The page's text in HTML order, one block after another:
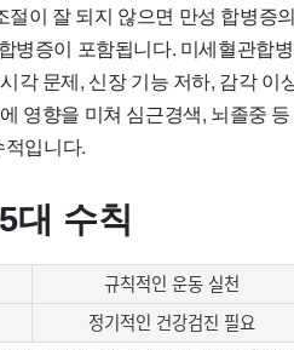
이 잘 되지 않으면 만성 합병증
병증이 포함됩니다. 미세혈관합
각 문제, 신장 기능 저하, 감각 이
영향을 미쳐 심근경색, 뇌졸중
입니다.
대 수칙
규칙적인 운동 실천
정기적인 건강검진 필요